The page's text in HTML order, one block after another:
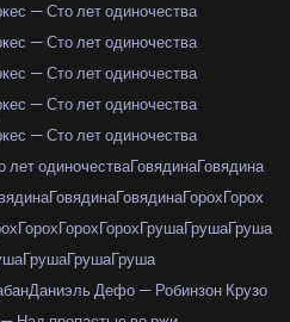
— Сто лет одиночества
— Сто лет одиночества
— Сто лет одиночества
— Сто лет одиночества
— Сто лет одиночества
лет одиночестваГовядинаГовядина
ГовядинаГовядинаГорохГорох
ГорохГорохГорохГрушаГрушаГруша
ГрушаГрушаГруша
Даниэль Дефо — Робинзон Крузо